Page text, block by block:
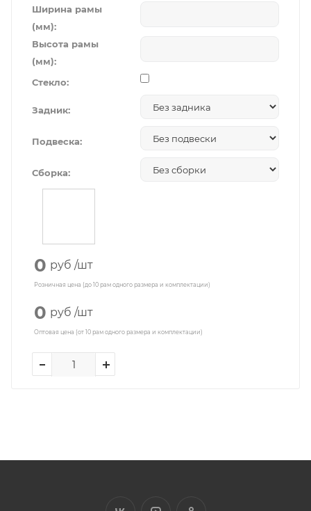
Ширина рамы
(мм):
Высота рамы
(мм):
Стекло:
Задник:
Подвеска:
Сборка:
0 руб /шт
Розничная цена (до 10 рам одного размера и комплектации)
0 руб /шт
Оптовая цена (от 10 рам одного размера и комплектации)